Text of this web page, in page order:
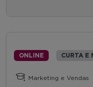
ONLINE CURTA E
Marketing e Vendas